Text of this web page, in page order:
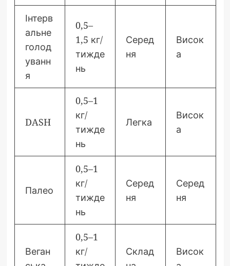
Інтерв
альне
голод
уванн
я
0,5–
1,5 кг/
тижде
нь
Серед
ня
Висок
а
DASH
0,5–1
кг/
тижде
нь
Легка
Висок
а
Палео
0,5–1
кг/
тижде
нь
Серед
ня
Серед
ня
Веган
0,5–1
кг/
Склад
Висок